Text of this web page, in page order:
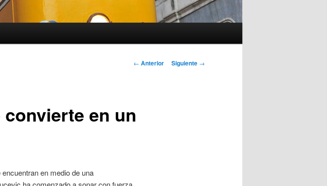
Navegación
← Anterior Siguiente →
en un
en medio de una